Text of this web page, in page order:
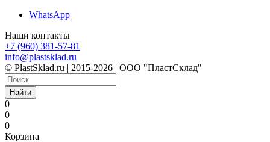
WhatsApp
Наши контакты
+7 (960) 381-57-81
info@plastsklad.ru
© PlastSklad.ru | 2015-2026 | ООО "ПластСклад"
Найти
0
0
0
Корзина